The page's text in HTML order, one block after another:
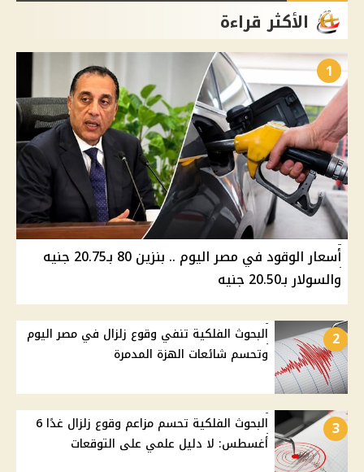
الأكثر قراءة
1
أسعار الوقود في مصر اليوم .. بنزين 80 بـ20.75 جنيه
والسولار بـ20.50 جنيه
2
البحوث الفلكية تنفي وقوع زلزال في مصر اليوم
وتحسم شائعات الهزة المدمرة
3
البحوث الفلكية تحسم مزاعم وقوع زلزال غدًا 6
أغسطس: لا دليل علمي على التوقعات